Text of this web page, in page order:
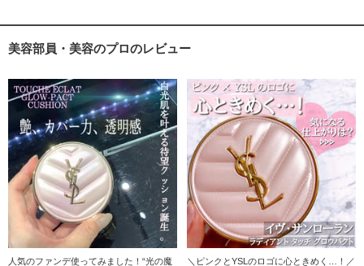
美容部員・美容のプロのレビュー
人気のファンデ使ってみました！“光の魔
＼ピンクとYSLのロゴに心ときめく…！／